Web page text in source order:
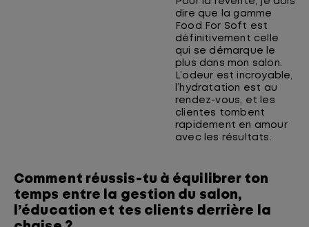
dire que la gamme
Food For Soft est
définitivement celle
qui se démarque le
plus dans mon salon.
L’odeur est incroyable,
l’hydratation est au
rendez-vous, et les
clientes tombent
rapidement en amour
avec les résultats.
Comment réussis-tu à équilibrer ton
temps entre la gestion du salon,
l’éducation et tes clients derrière la